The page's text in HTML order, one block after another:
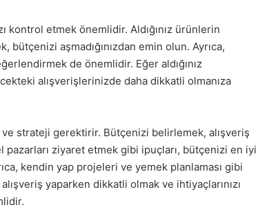
kontrol etmek önemlidir. Aldığınız ürünlerin
bütçenizi aşmadığınızdan emin olun. Ayrıca,
de önemlidir. Eğer aldığınız
alışverişlerinizde daha dikkatli olmanıza
strateji gerektirir. Bütçenizi belirlemek, alışveriş
ziyaret etmek gibi ipuçları, bütçenizi en iyi
kendin yap projeleri ve yemek planlaması gibi
yaparken dikkatli olmak ve ihtiyaçlarınızı